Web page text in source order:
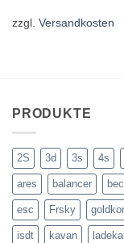
zzgl. Versandkosten
PRODUKTE
2S 3d 3s 4s
ares balancer bec
esc Frsky
isdt kavan